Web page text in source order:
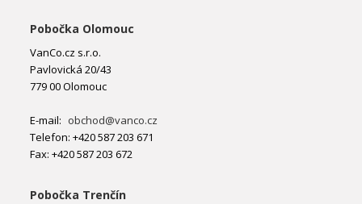
Pobočka Olomouc
VanCo.cz s.r.o.
Pavlovická 20/43
779 00 Olomouc
E-mail: obchod@vanco.cz
Telefon: +420 587 203 671
Fax: +420 587 203 672
Pobočka Trenčín